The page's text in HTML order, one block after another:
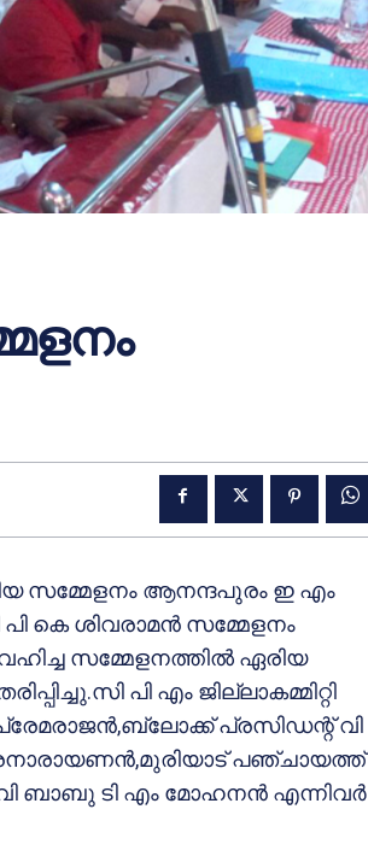
സമ്മേളനം ആനന്ദപുരം ഇ എം
കെ ശിവരാമന്‍ സമ്മേളനം
സമ്മേളനത്തില്‍ ഏരിയ
പി എം ജില്ലാകമ്മിറ്റി
പ്രസിഡന്റ് വി
പഞ്ചായത്ത്
ബാബു ടി എം മോഹനന്‍ എന്നിവര്‍